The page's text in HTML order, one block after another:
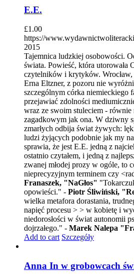
E.E.
£1.00
https://
2015
Tajemnica ludzkiej osobowości.
świata. Powieść, która utorowała
czytelników i krytyków. Wrocław,
Erna Eltzner, z pozoru nie
szczególnym córka niemieckiego
przejawiać zdolności
wraz ze swoim stuleciem - równie
zagadkowym jak ona. W dziwny
zmarłych odbija świat żywych:
ludzi żyjących podobnie jak my
sprawia, że jest E.E. jedną z
ostatnio czytałem, i jedną z
zwanej młodej prozy w ogóle, to
nieprecyzyjnym terminem czy
Franaszek, "NaGłos"
opowieści." - Piotr Śliwiński,
wielka metafora dorastania,
napięć procesu > > w kobietę i
niedorosłości w świat autonomii
dojrzałego." - Marek Nalepa
Add to cart Szczegóły
Anna In w grobowcach